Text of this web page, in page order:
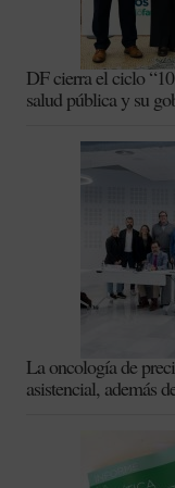
DF cierra el ciclo
salud pública y su
La oncología de
asistencial, además